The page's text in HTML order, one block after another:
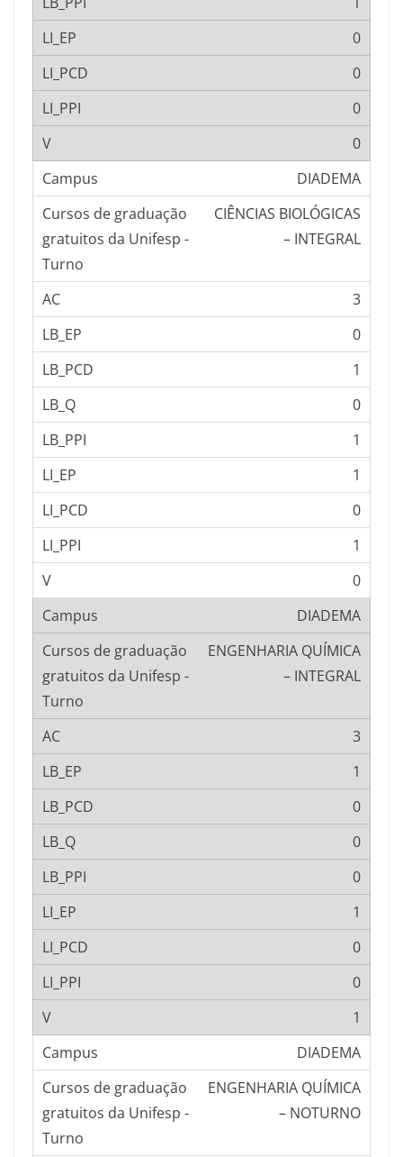
0
0
0
0
DIADEMA
CIÊNCIAS BIOLÓGICAS
– INTEGRAL
3
0
1
0
1
1
0
1
0
DIADEMA
ENGENHARIA QUÍMICA
– INTEGRAL
3
1
0
0
0
1
0
0
1
DIADEMA
ENGENHARIA QUÍMICA
– NOTURNO